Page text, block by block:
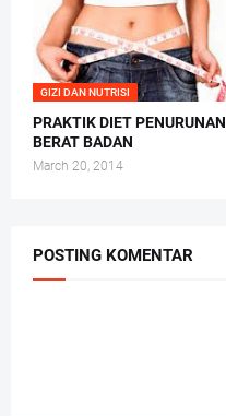
GIZI DAN NUTRISI
PRAKTIK DIET PENURUNAN
BERAT BADAN
March 20, 2014
POSTING KOMENTAR